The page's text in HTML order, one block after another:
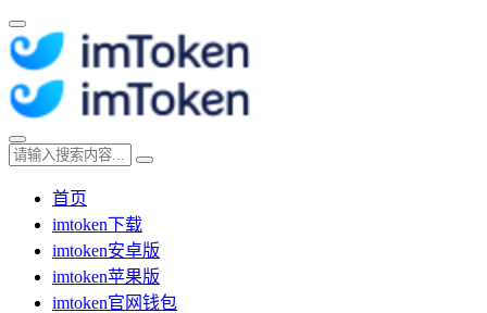
首页
imtoken下载
imtoken安卓版
imtoken苹果版
imtoken官网钱包